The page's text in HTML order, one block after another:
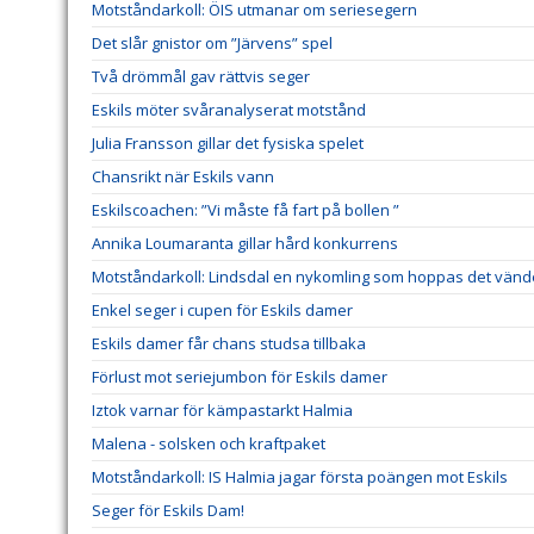
Motståndarkoll: ÖIS utmanar om seriesegern
Det slår gnistor om ”Järvens” spel
Två drömmål gav rättvis seger
Eskils möter svåranalyserat motstånd
Julia Fransson gillar det fysiska spelet
Chansrikt när Eskils vann
Eskilscoachen: ”Vi måste få fart på bollen ”
Annika Loumaranta gillar hård konkurrens
Motståndarkoll: Lindsdal en nykomling som hoppas det
Enkel seger i cupen för Eskils damer
Eskils damer får chans studsa tillbaka
Förlust mot seriejumbon för Eskils damer
Iztok varnar för kämpastarkt Halmia
Malena - solsken och kraftpaket
Motståndarkoll: IS Halmia jagar första poängen mot Eskils
Seger för Eskils Dam!